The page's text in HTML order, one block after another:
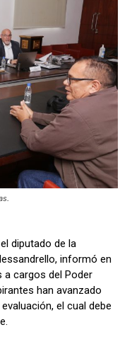
diputado de la
informó en
a cargos del Poder
han avanzado
el cual debe